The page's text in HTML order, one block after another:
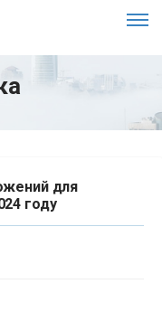
для
году